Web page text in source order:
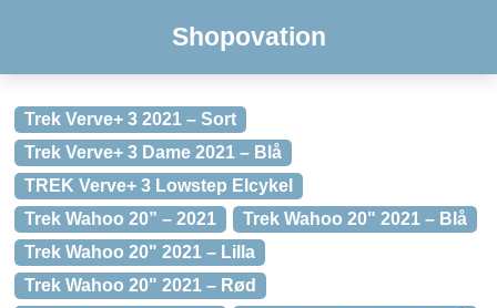
Shopovation
Trek Verve+ 3 2021 – Sort
Trek Verve+ 3 Dame 2021 – Blå
TREK Verve+ 3 Lowstep Elcykel
Trek Wahoo 20” – 2021
Trek Wahoo 20" 2021 – Blå
Trek Wahoo 20" 2021 – Lilla
Trek Wahoo 20" 2021 – Rød